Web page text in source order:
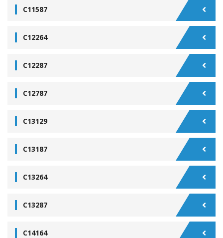
C11587
C12264
C12287
C12787
C13129
C13187
C13264
C13287
C14164